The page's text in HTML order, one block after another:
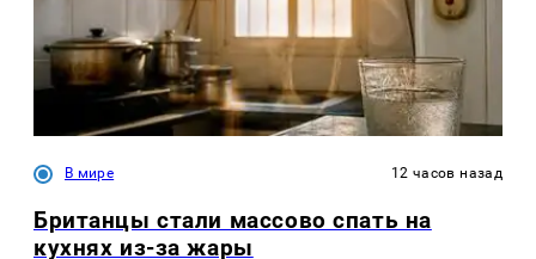
В мире 12 часов назад
Британцы стали массово спать на
кухнях из-за жары